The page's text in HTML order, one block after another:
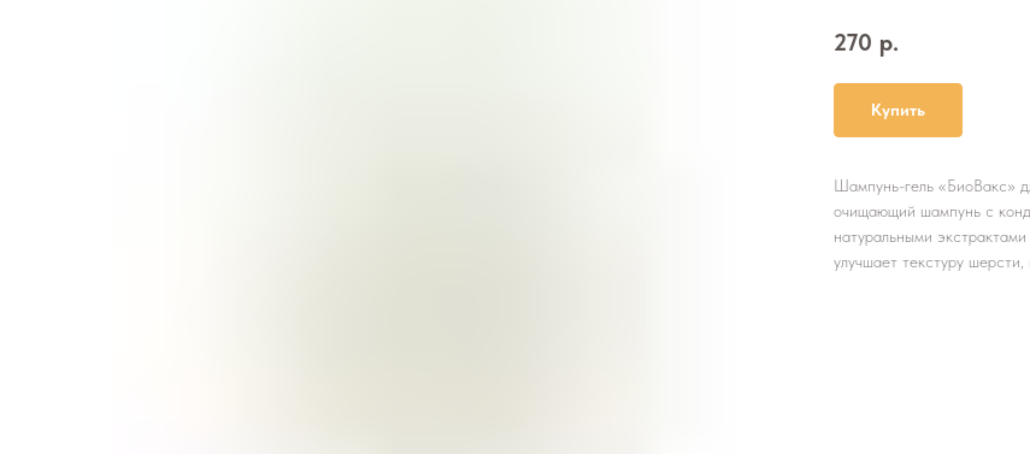
270 р.
Купить
Шампунь-гель «БиоВакс»
очищающий шампунь с
натуральными
улучшает текстуру шерсти,